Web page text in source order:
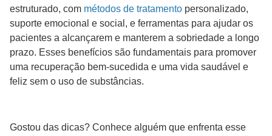
estruturado, com métodos de tratamento personalizado,
suporte emocional e social, e ferramentas para ajudar os
pacientes a alcançarem e manterem a sobriedade a longo
prazo. Esses benefícios são fundamentais para promover
uma recuperação bem-sucedida e uma vida saudável e
feliz sem o uso de substâncias.
Gostou das dicas? Conhece alguém que enfrenta esse